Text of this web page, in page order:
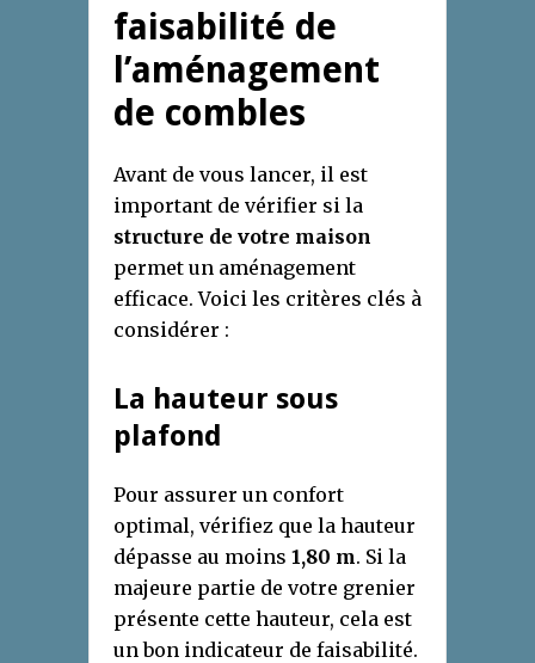
faisabilité de
l’aménagement
de combles
Avant de vous lancer, il est
important de vérifier si la
structure de votre maison
permet un aménagement
efficace. Voici les critères clés à
considérer :
La hauteur sous
plafond
Pour assurer un confort
optimal, vérifiez que la hauteur
dépasse au moins 1,80 m. Si la
majeure partie de votre grenier
présente cette hauteur, cela est
un bon indicateur de faisabilité.